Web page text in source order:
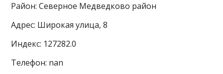
Район: Северное Медведково район
Адрес: Широкая улица, 8
Индекс: 127282.0
Телефон: nan